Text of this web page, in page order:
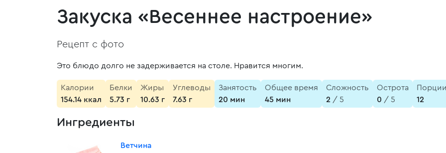
Закуска «Весеннее настроение»
Рецепт с фото
Это блюдо долго не задерживается на столе. Нравится многим.
Калории
154.14 ккал
Белки
5.73 г
Жиры
10.63 г
Углеводы
7.63 г
Занятость
20 мин
Общее время
45 мин
Сложность
2 / 5
Острота
0 / 5
Порции
12
Ингредиенты
Ветчина